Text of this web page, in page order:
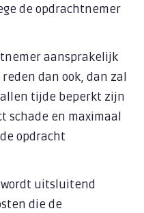
de opdrachtnemer
aansprakelijk
dan ook, dan zal
tijde beperkt zijn
schade en maximaal
opdracht
wordt uitsluitend
die de